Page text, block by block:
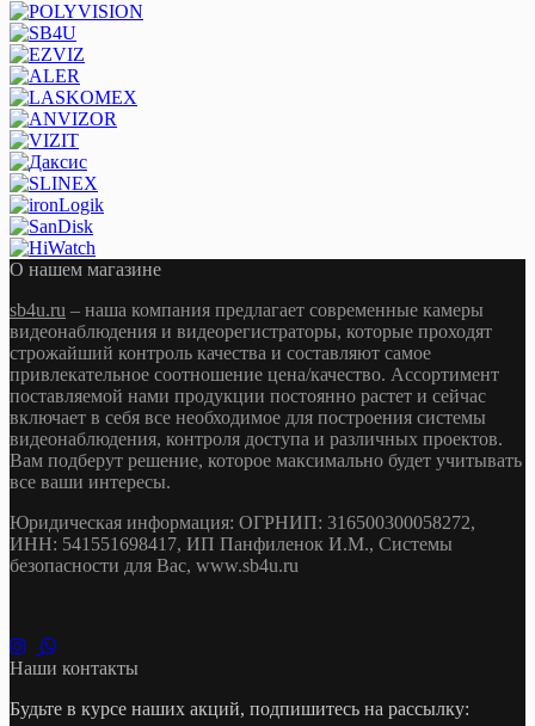
О нашем магазине
sb4u.ru – наша компания предлагает современные камеры
видеонаблюдения и видеорегистраторы, которые проходят
строжайший контроль качества и составляют самое
привлекательное соотношение цена/качество. Ассортимент
поставляемой нами продукции постоянно растет и сейчас
включает в себя все необходимое для построения системы
видеонаблюдения, контроля доступа и различных проектов.
Вам подберут решение, которое максимально будет учитывать
все ваши интересы.
Юридическая информация: ОГРНИП: 316500300058272,
ИНН: 541551698417, ИП Панфиленок И.М., Системы
безопасности для Вас, www.sb4u.ru
Наши контакты
Будьте в курсе наших акций, подпишитесь на рассылку: